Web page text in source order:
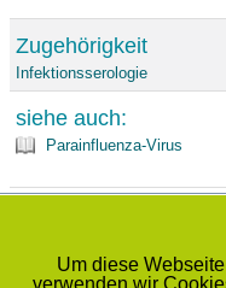
Um diese
verwenden wir
Zugehörigkeit
Infektionsserologie
siehe auch:
Parainfluenza-Virus